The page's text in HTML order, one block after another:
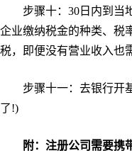
步骤十：30日内到当地
企业缴纳税金的种类、税
税，即便没有营业收入也
步骤十一：去银行开基
了!)
附：注册公司需要携